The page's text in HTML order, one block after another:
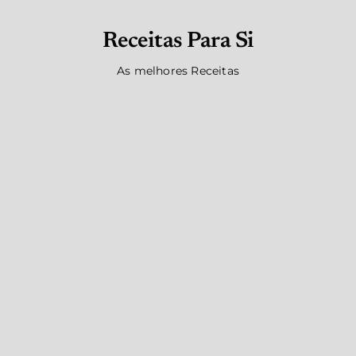
Receitas Para Si
As melhores Receitas